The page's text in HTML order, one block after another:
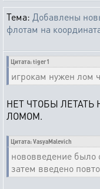
Тема: Добавлены
флотам на
Цитата: tiger1
игрокам нужен лом
НЕТ ЧТОБЫ ЛЕТАТЬ
ЛОМОМ.
Цитата: VasyaMalevich
нововведение было
затем введено